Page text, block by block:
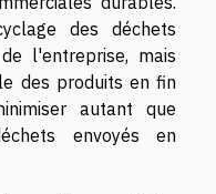
des déchets
l'entreprise, mais
des produits en fin
autant que
envoyés en